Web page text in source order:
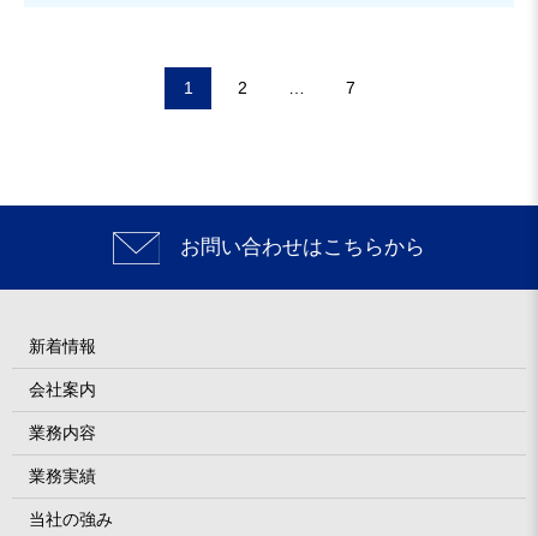
1 2 7
お問い合わせはこちらから
新着情報
会社案内
業務内容
業務実績
当社の強み